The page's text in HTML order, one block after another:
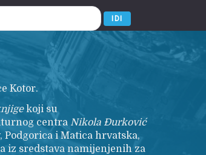
IDI
Kotor.
koji su
centra Nikola Đurković
i Matica hrvatska,
iz sredstava namijenjenih za